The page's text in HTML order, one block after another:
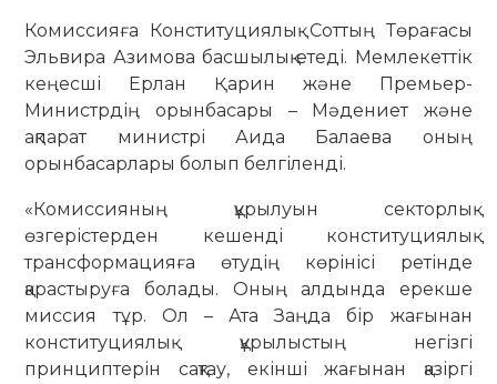
Комиссияға Конституциялық Соттың Төрағасы
Эльвира Азимова басшылық етеді. Мемлекеттік
кеңесші Ерлан Қарин және Премьер-
Министрдің орынбасары – Мәдениет және
ақпарат министрі Аида Балаева оның
орынбасарлары болып белгіленді.
«Комиссияның құрылуын секторлық
өзгерістерден кешенді конституциялық
трансформацияға өтудің көрінісі ретінде
қарастыруға болады. Оның алдында ерекше
миссия тұр. Ол – Ата Заңда бір жағынан
конституциялық құрылыстың негізгі
принциптерін сақтау, екінші жағынан қазіргі